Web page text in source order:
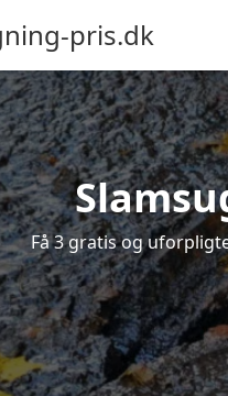
pris.dk
Få 3 gratis og